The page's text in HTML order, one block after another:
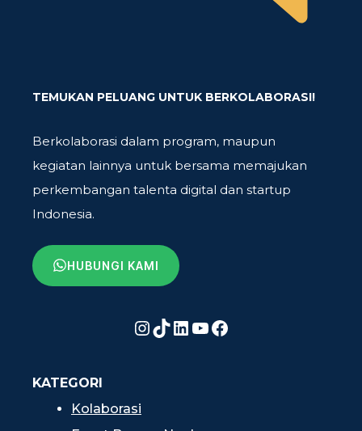
TEMUKAN PELUANG UNTUK BERKOLABORASI!
Berkolaborasi dalam program, maupun
kegiatan lainnya untuk bersama memajukan
perkembangan talenta digital dan startup
Indonesia.
HUBUNGI KAMI
Instagram
TikTok
LinkedIn
YouTube
Facebook
KATEGORI
Kolaborasi